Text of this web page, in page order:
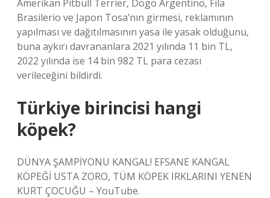
Amerikan Pitbull Terrier, Dogo Argentino, Fila
Brasilerio ve Japon Tosa’nın girmesi, reklamının
yapılması ve dağıtılmasının yasa ile yasak olduğunu,
buna aykırı davrananlara 2021 yılında 11 bin TL,
2022 yılında ise 14 bin 982 TL para cezası
verileceğini bildirdi.
Türkiye birincisi hangi
köpek?
DÜNYA ŞAMPİYONU KANGAL! EFSANE KANGAL
KÖPEĞİ USTA ZORO, TÜM KÖPEK IRKLARINI YENEN
KURT ÇOCUĞU – YouTube.